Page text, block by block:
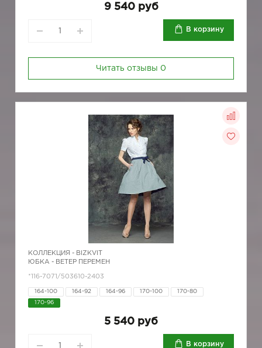
9 540 руб
В корзину
Читать отзывы 0
КОЛЛЕКЦИЯ - BIZKVIT
ЮБКА - ВЕТЕР ПЕРЕМЕН
*116-7071/503610-2403
164-100 164-92 164-96 170-100 170-80
170-96
5 540 руб
В корзину